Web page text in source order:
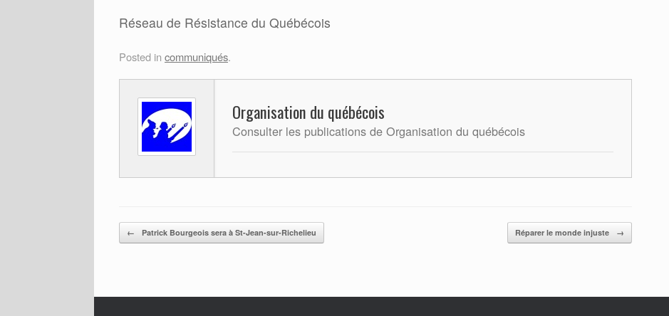
Réseau de Résistance du Québécois
Posted in communiqués.
Organisation du québécois
Consulter les publications de Organisation du québécois
Post navigation
← Patrick Bourgeois sera à St-Jean-sur-Richelieu Réparer le monde injuste →